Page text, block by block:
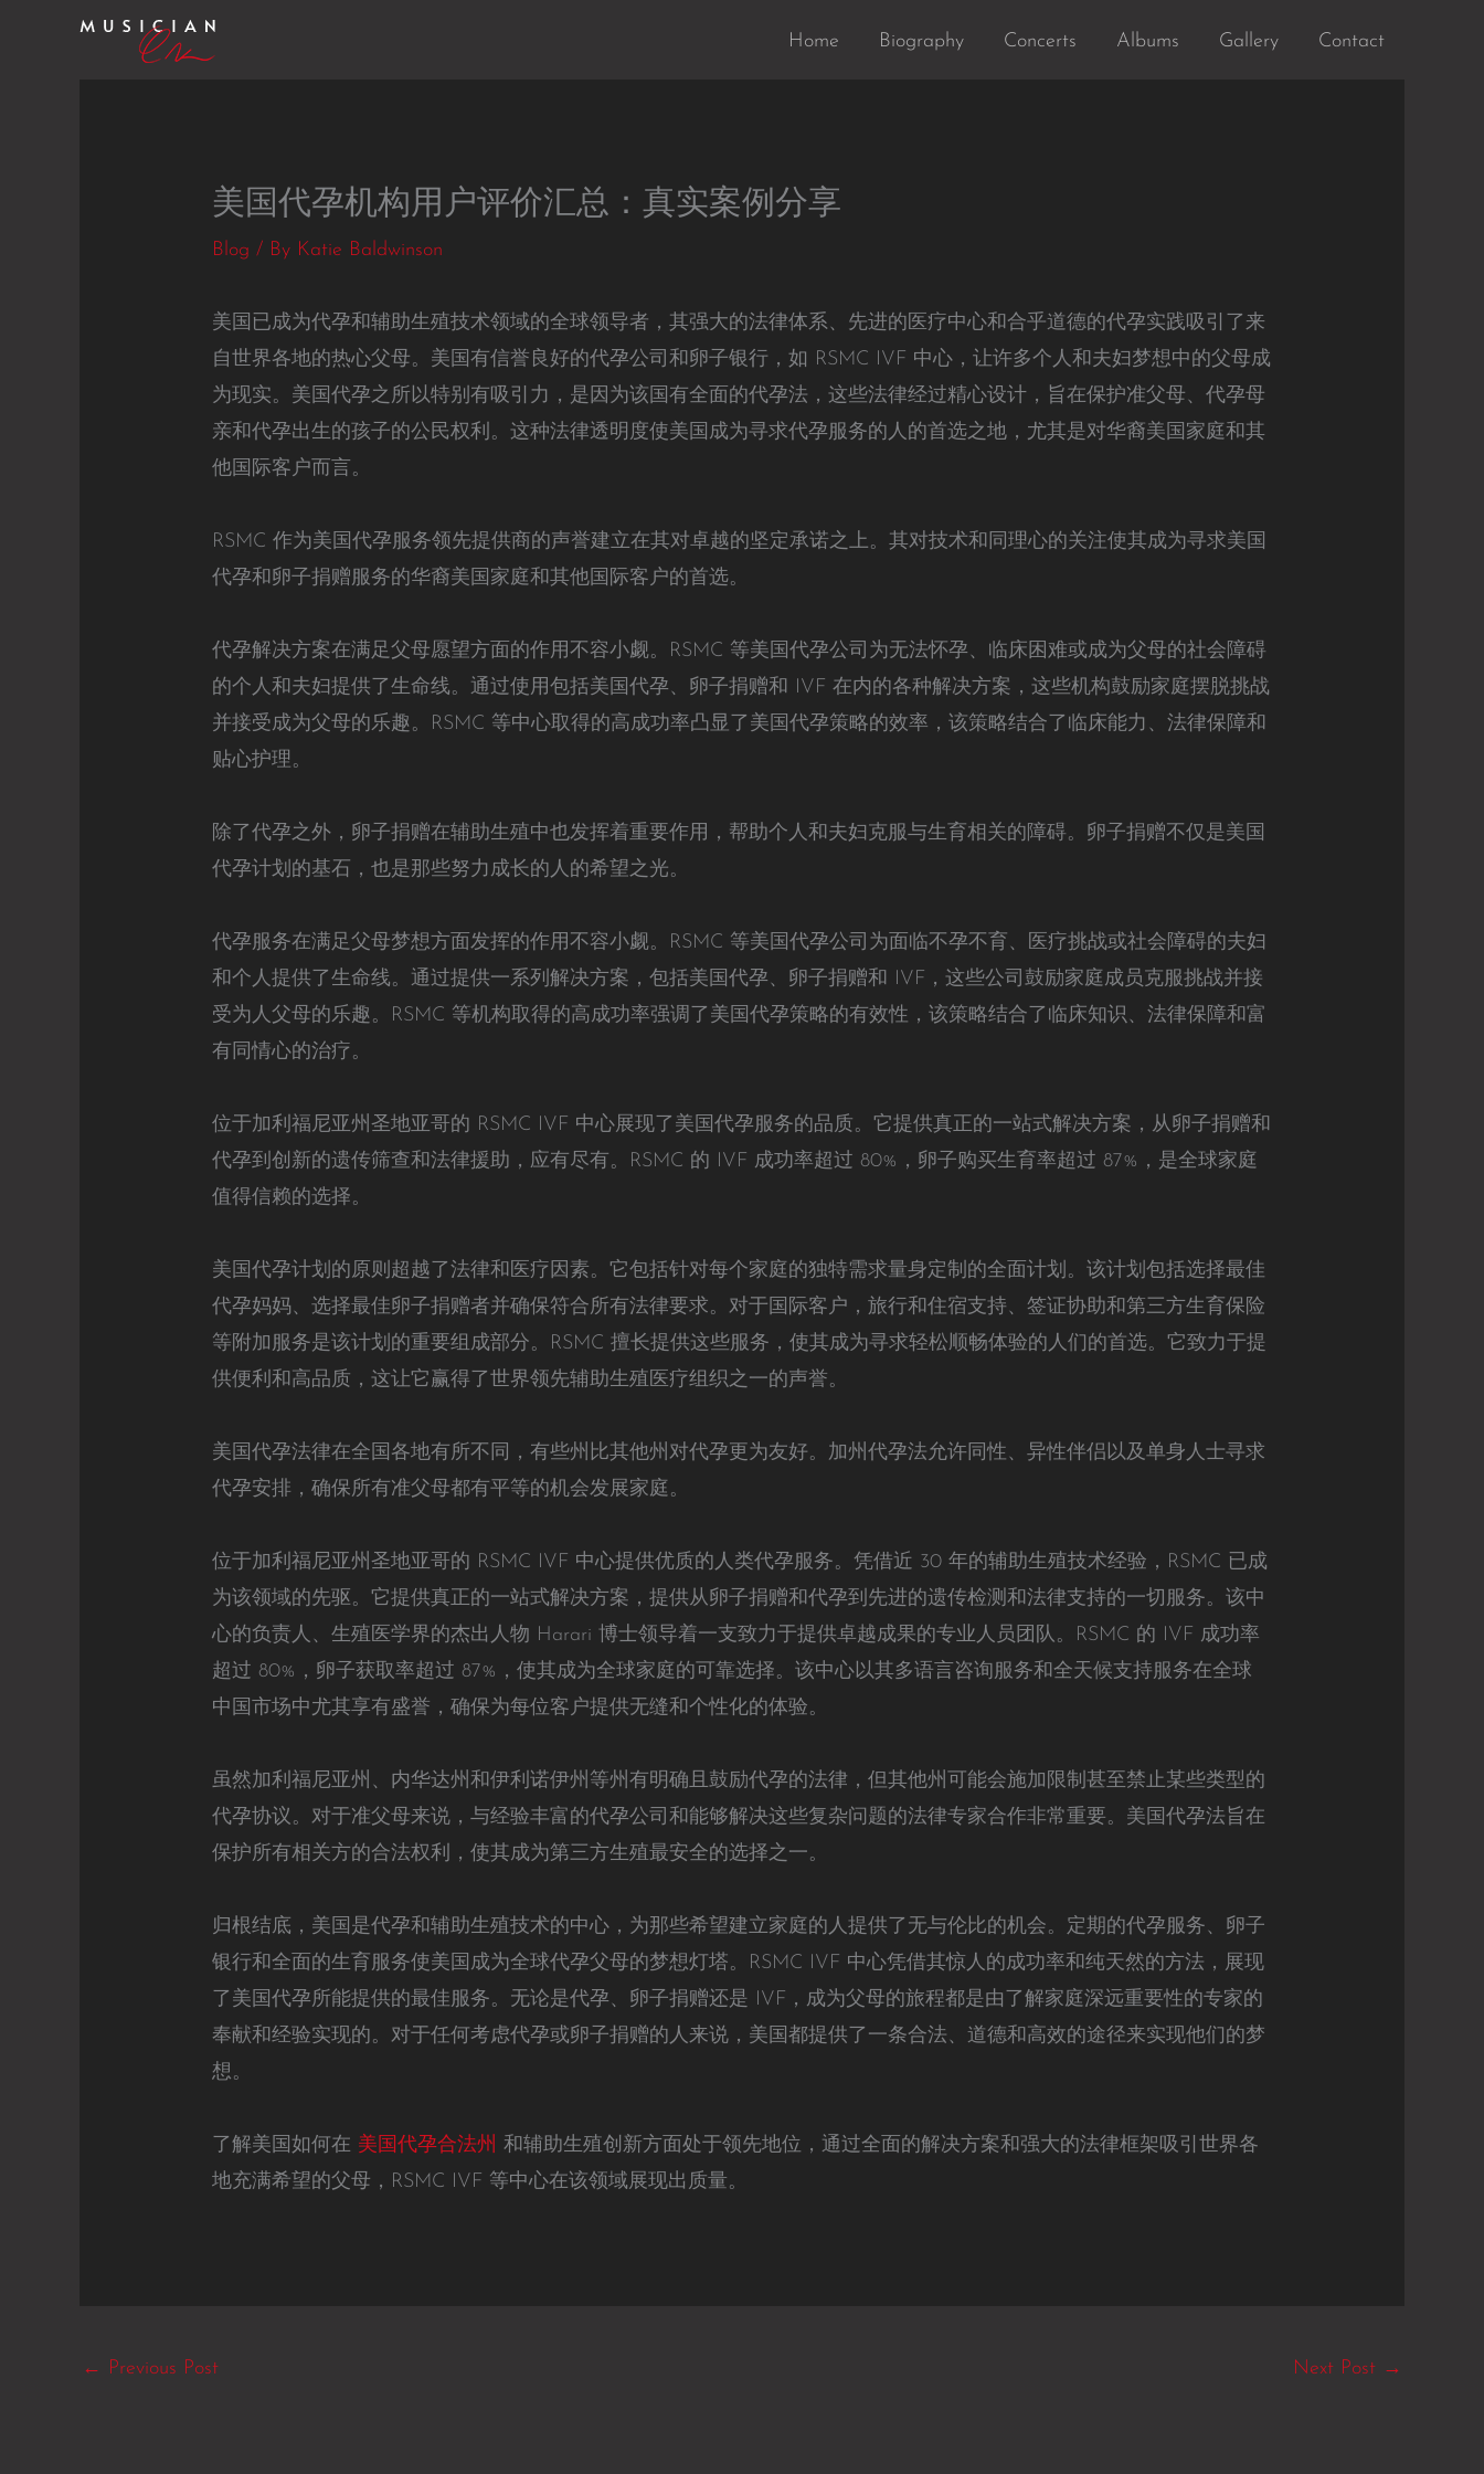
Home Biography Concerts Albums Gallery Contact
美国代孕机构用户评价汇总：真实案例分享
Blog / By Katie Baldwinson
美国已成为代孕和辅助生殖技术领域的全球领导者，其强大的法律体系、先进的医疗中心和合乎道德的代孕实践吸引了来
自世界各地的热心父母。美国有信誉良好的代孕公司和卵子银行，如 RSMC IVF 中心，让许多个人和夫妇梦想中的父母成
为现实。美国代孕之所以特别有吸引力，是因为该国有全面的代孕法，这些法律经过精心设计，旨在保护准父母、代孕母
亲和代孕出生的孩子的公民权利。这种法律透明度使美国成为寻求代孕服务的人的首选之地，尤其是对华裔美国家庭和其
他国际客户而言。
RSMC 作为美国代孕服务领先提供商的声誉建立在其对卓越的坚定承诺之上。其对技术和同理心的关注使其成为寻求美国
代孕和卵子捐赠服务的华裔美国家庭和其他国际客户的首选。
代孕解决方案在满足父母愿望方面的作用不容小觑。RSMC 等美国代孕公司为无法怀孕、临床困难或成为父母的社会障碍
的个人和夫妇提供了生命线。通过使用包括美国代孕、卵子捐赠和 IVF 在内的各种解决方案，这些机构鼓励家庭摆脱挑战
并接受成为父母的乐趣。RSMC 等中心取得的高成功率凸显了美国代孕策略的效率，该策略结合了临床能力、法律保障和
贴心护理。
除了代孕之外，卵子捐赠在辅助生殖中也发挥着重要作用，帮助个人和夫妇克服与生育相关的障碍。卵子捐赠不仅是美国
代孕计划的基石，也是那些努力成长的人的希望之光。
代孕服务在满足父母梦想方面发挥的作用不容小觑。RSMC 等美国代孕公司为面临不孕不育、医疗挑战或社会障碍的夫妇
和个人提供了生命线。通过提供一系列解决方案，包括美国代孕、卵子捐赠和 IVF，这些公司鼓励家庭成员克服挑战并接
受为人父母的乐趣。RSMC 等机构取得的高成功率强调了美国代孕策略的有效性，该策略结合了临床知识、法律保障和富
有同情心的治疗。
位于加利福尼亚州圣地亚哥的 RSMC IVF 中心展现了美国代孕服务的品质。它提供真正的一站式解决方案，从卵子捐赠和
代孕到创新的遗传筛查和法律援助，应有尽有。RSMC 的 IVF 成功率超过 80%，卵子购买生育率超过 87%，是全球家庭
值得信赖的选择。
美国代孕计划的原则超越了法律和医疗因素。它包括针对每个家庭的独特需求量身定制的全面计划。该计划包括选择最佳
代孕妈妈、选择最佳卵子捐赠者并确保符合所有法律要求。对于国际客户，旅行和住宿支持、签证协助和第三方生育保险
等附加服务是该计划的重要组成部分。RSMC 擅长提供这些服务，使其成为寻求轻松顺畅体验的人们的首选。它致力于提
供便利和高品质，这让它赢得了世界领先辅助生殖医疗组织之一的声誉。
美国代孕法律在全国各地有所不同，有些州比其他州对代孕更为友好。加州代孕法允许同性、异性伴侣以及单身人士寻求
代孕安排，确保所有准父母都有平等的机会发展家庭。
位于加利福尼亚州圣地亚哥的 RSMC IVF 中心提供优质的人类代孕服务。凭借近 30 年的辅助生殖技术经验，RSMC 已成
为该领域的先驱。它提供真正的一站式解决方案，提供从卵子捐赠和代孕到先进的遗传检测和法律支持的一切服务。该中
心的负责人、生殖医学界的杰出人物 Harari 博士领导着一支致力于提供卓越成果的专业人员团队。RSMC 的 IVF 成功率
超过 80%，卵子获取率超过 87%，使其成为全球家庭的可靠选择。该中心以其多语言咨询服务和全天候支持服务在全球
中国市场中尤其享有盛誉，确保为每位客户提供无缝和个性化的体验。
虽然加利福尼亚州、内华达州和伊利诺伊州等州有明确且鼓励代孕的法律，但其他州可能会施加限制甚至禁止某些类型的
代孕协议。对于准父母来说，与经验丰富的代孕公司和能够解决这些复杂问题的法律专家合作非常重要。美国代孕法旨在
保护所有相关方的合法权利，使其成为第三方生殖最安全的选择之一。
归根结底，美国是代孕和辅助生殖技术的中心，为那些希望建立家庭的人提供了无与伦比的机会。定期的代孕服务、卵子
银行和全面的生育服务使美国成为全球代孕父母的梦想灯塔。RSMC IVF 中心凭借其惊人的成功率和纯天然的方法，展现
了美国代孕所能提供的最佳服务。无论是代孕、卵子捐赠还是 IVF，成为父母的旅程都是由了解家庭深远重要性的专家的
奉献和经验实现的。对于任何考虑代孕或卵子捐赠的人来说，美国都提供了一条合法、道德和高效的途径来实现他们的梦
想。
了解美国如何在 美国代孕合法州 和辅助生殖创新方面处于领先地位，通过全面的解决方案和强大的法律框架吸引世界各
地充满希望的父母，RSMC IVF 等中心在该领域展现出质量。
← Previous Post Next Post →